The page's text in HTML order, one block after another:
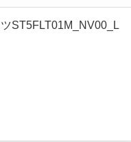
ST5FLT01M_NV00_L